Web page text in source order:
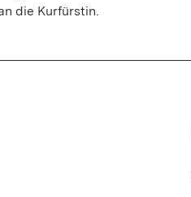
die Kurfürstin.